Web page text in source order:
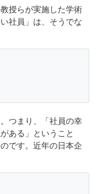
授らが実施した学術
社員」は、そうでな
つまり、「社員の幸
ある」ということ
です。近年の日本企